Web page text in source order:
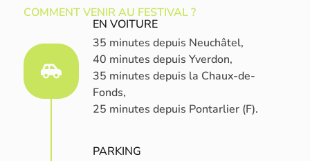
COMMENT VENIR AU FESTIVAL ?
EN VOITURE
35 minutes depuis Neuchâtel,
40 minutes depuis Yverdon,
35 minutes depuis la Chaux-de-
Fonds,
25 minutes depuis Pontarlier (F).
PARKING